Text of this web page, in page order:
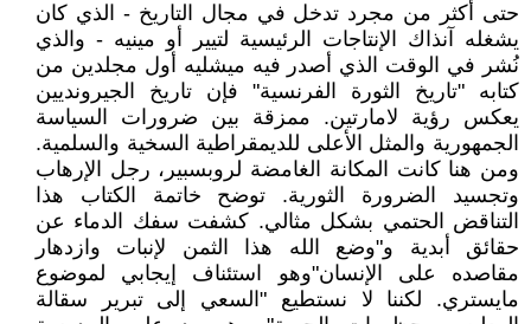
حتى أكثر من مجرد تدخل في مجال التاريخ - الذي كان
يشغله آنذاك الإنتاجات الرئيسية لتيير أو مينيه - والذي
نُشر في الوقت الذي أصدر فيه ميشليه أول مجلدين من
كتابه "تاريخ الثورة الفرنسية" فإن تاريخ الجيرونديين
يعكس رؤية لامارتين. ممزقة بين ضرورات السياسة
الجمهورية والمثل الأعلى للديمقراطية السخية والسلمية.
ومن هنا كانت المكانة الغامضة لروبسبير، رجل الإرهاب
وتجسيد الضرورة الثورية. توضح خاتمة الكتاب هذا
التناقض الحتمي بشكل مثالي. كشفت سفك الدماء عن
حقائق أبدية و"وضع الله هذا الثمن لإنبات وازدهار
مقاصده على الإنسان"وهو استئناف إيجابي لموضوع
مايستري. لكننا لا نستطيع "السعي إلى تبرير سقالة